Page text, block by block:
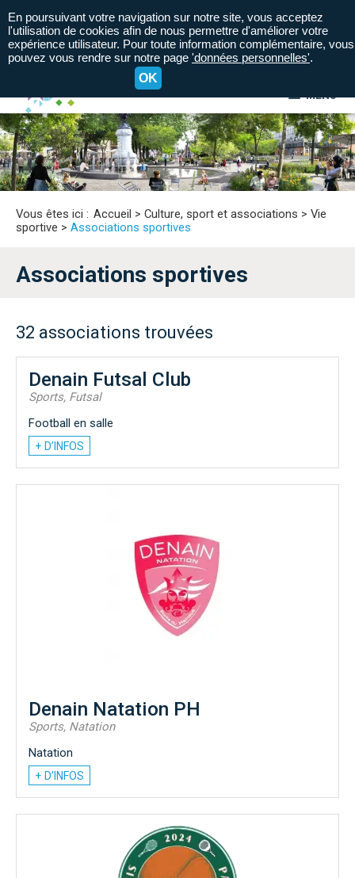
MENU
A= A- A+
Vous êtes ici : Accueil > Culture, sport et associations > Vie
sportive > Associations sportives
Associations sportives
32 associations trouvées
Denain Futsal Club
Sports, Futsal
Football en salle
+ D’INFOS
Denain Natation PH
Sports, Natation
Natation
+ D’INFOS
En poursuivant votre navigation sur notre site, vous acceptez
l'utilisation de cookies afin de nous permettre d'améliorer votre
expérience utilisateur. Pour toute information complémentaire, vous
pouvez vous rendre sur notre page 'données personnelles'.
OK